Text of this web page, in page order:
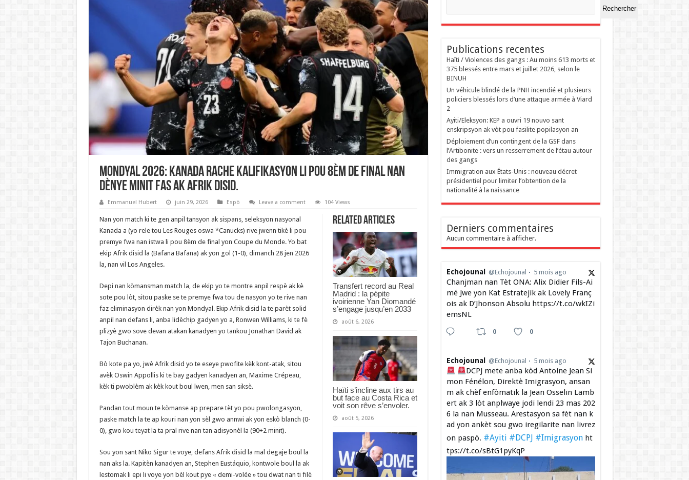
Mondyal 2026: Kanada rache kalifikasyon li pou 8èm de final nan
dènye minit fas ak Afrik disid.
Emmanuel Hubert juin 29, 2026 Espò Leave a comment 104 Views
Related Articles
Transfert record au Real
Madrid : la pépite
ivoirienne Yan Diomandé
s’engage jusqu’en 2033
août 6, 2026
Haïti s’incline aux tirs au
but face au Costa Rica et
voit son rêve s’envoler.
août 5, 2026
Nan yon match ki te gen anpil tansyon ak sispans, seleksyon nasyonal
Kanada a (yo rele tou Les Rouges oswa *Canucks) rive jwenn tikè li pou
premye fwa nan istwa li pou 8èm de final yon Coupe du Monde. Yo bat
ekip Afrik disid la (Bafana Bafana) ak yon gol (1-0), dimanch 28 jen 2026
la, nan vil Los Angeles.
Depi nan kòmansman match la, de ekip yo te montre anpil respè ak kè
sote pou lòt, sitou paske se te premye fwa tou de nasyon yo te rive nan
faz eliminasyon dirèk nan yon Mondyal. Ekip Afrik disid la te parèt solid
anpil nan defans li, anba lidèchip gadyen yo a, Ronwen Williams, ki te fè
plizyè gwo sove devan atakan kanadyen yo tankou Jonathan David ak
Tajon Buchanan.
Bò kote pa yo, jwè Afrik disid yo te eseye pwofite kèk kont-atak, sitou
avèk Oswin Appollis ki te bay gadyen kanadyen an, Maxime Crépeau,
kèk ti pwoblèm ak kèk kout boul lwen, men san siksè.
Pandan tout moun te kòmanse ap prepare tèt yo pou pwolongasyon,
paske match la te ap kouri nan yon sèl gwo annwi ak yon eskò blanch (0-
0), gwo kou teyat la ta pral rive nan tan adisyonèl la (90+2 minit).
Sou yon sant Niko Sigur te voye, defans Afrik disid la mal degaje boul la
nan aks la. Kapitèn kanadyen an, Stephen Eustáquio, kontwole boul la ak
lestomak li epi li voye yon bèl kout pye « demi-volée » tou dwat nan ti filè
Rechercher
Publications recentes
Haïti / Violences des gangs : Au moins 613 morts et
375 blessés entre mars et juillet 2026, selon le
BINUH
Un véhicule blindé de la PNH incendié et plusieurs
policiers blessés lors d’une attaque armée à Viard
2
‎Ayiti/Eleksyon: KEP a ouvri 19 nouvo sant
enskripsyon ak vòt pou fasilite popilasyon an
Déploiement d’un contingent de la GSF dans
l’Artibonite : vers un resserrement de l’étau autour
des gangs
Immigration aux États-Unis : nouveau décret
présidentiel pour limiter l’obtention de la
nationalité à la naissance
Derniers commentaires
Aucun commentaire à afficher.
Echojounal @Echojounal 5 mois ago
Chanjman nan Tèt ONA: Alix Didier Fils-Ai
mé Jwe yon Kat Estratejik ak Lovely Franç
ois ak D’Jhonson Absolu https://t.co/wkIZi
emsNL
0 0
Echojounal @Echojounal 5 mois ago
DCPJ mete anba kòd Antoine Jean Si
mon Fénélon, Direktè Imigrasyon, ansan
m ak chèf enfòmatik la Jean Osselin Lamb
ert ak 3 lòt anplwaye jodi lendi 23 mas 202
6 la nan Musseau. Arestasyon sa fèt nan k
ad yon ankèt sou gwo iregilarite nan livrez
on paspò. #Ayiti #DCPJ #Imigrasyonht
tps://t.co/sBtG1pyKqP